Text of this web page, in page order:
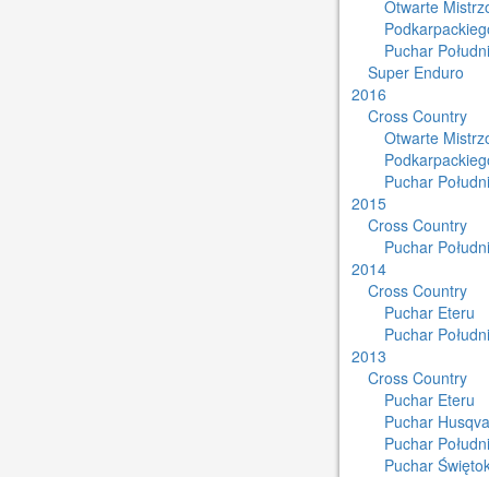
Otwarte
Puchar
Super Enduro
2016
Cross Country
Otwarte
Puchar
2015
Cross Country
Puchar
2014
Cross Country
Puchar Eteru
Puchar
2013
Cross Country
Puchar Eteru
Puchar
Puchar
Puchar